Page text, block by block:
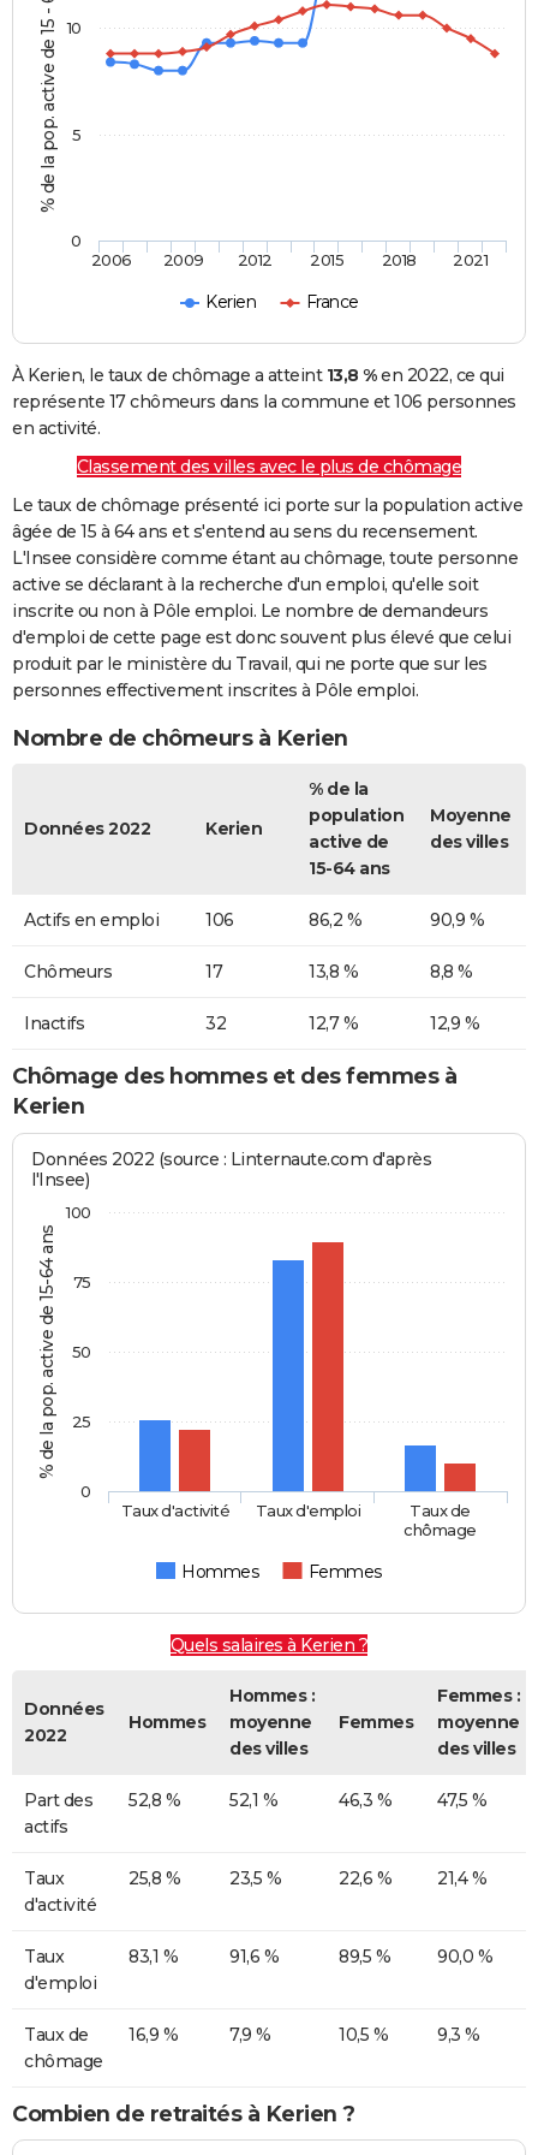
% de la pop. active de 15 - 64 ans
Kerien France
2006 2009 2012 2015 2018 2021
0
5
10
À Kerien, le taux de chômage a atteint 13,8 %en 2022, ce qui
représente 17 chômeurs dans la commune et 106 personnes
en activité.
Classement des villes avec le plus de chômage
Le taux de chômage présenté ici porte sur la population active
âgée de 15 à 64 ans et s'entend au sens du recensement.
L'Insee considère comme étant au chômage, toute personne
active se déclarant à la recherche d'un emploi, qu'elle soit
inscrite ou non à Pôle emploi. Le nombre de demandeurs
d'emploi de cette page est donc souvent plus élevé que celui
produit par le ministère du Travail, qui ne porte que sur les
personnes effectivement inscrites à Pôle emploi.
Nombre de chômeurs à Kerien
Données 2022 Kerien
% de la
population
active de
15-64 ans
Moyenne
des villes
Actifs en emploi 106 86,2 % 90,9 %
Chômeurs 17 13,8 % 8,8 %
Inactifs 32 12,7 % 12,9 %
Chômage des hommes et des femmes à
Kerien
% de la pop. active de 15-64 ans
Données 2022 (source : Linternaute.com d'après
l'Insee)
Hommes Femmes
Taux d'activité Taux d'emploi
Taux de
chômage
0
25
50
75
100
Quels salaires à Kerien ?
Données
2022
Hommes
Hommes :
moyenne
des villes
Femmes
Femmes :
moyenne
des villes
Part des
actifs
52,8 % 52,1 % 46,3 % 47,5 %
Taux
d'activité
25,8 % 23,5 % 22,6 % 21,4 %
Taux
d'emploi
83,1 % 91,6 % 89,5 % 90,0 %
Taux de
chômage
16,9 % 7,9 % 10,5 % 9,3 %
Combien de retraités à Kerien ?